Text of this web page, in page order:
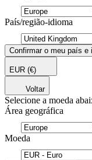
País/região-idioma
Confirmar o meu país e
EUR (€)
Voltar
Selecione a moeda
Área geográfica
Moeda